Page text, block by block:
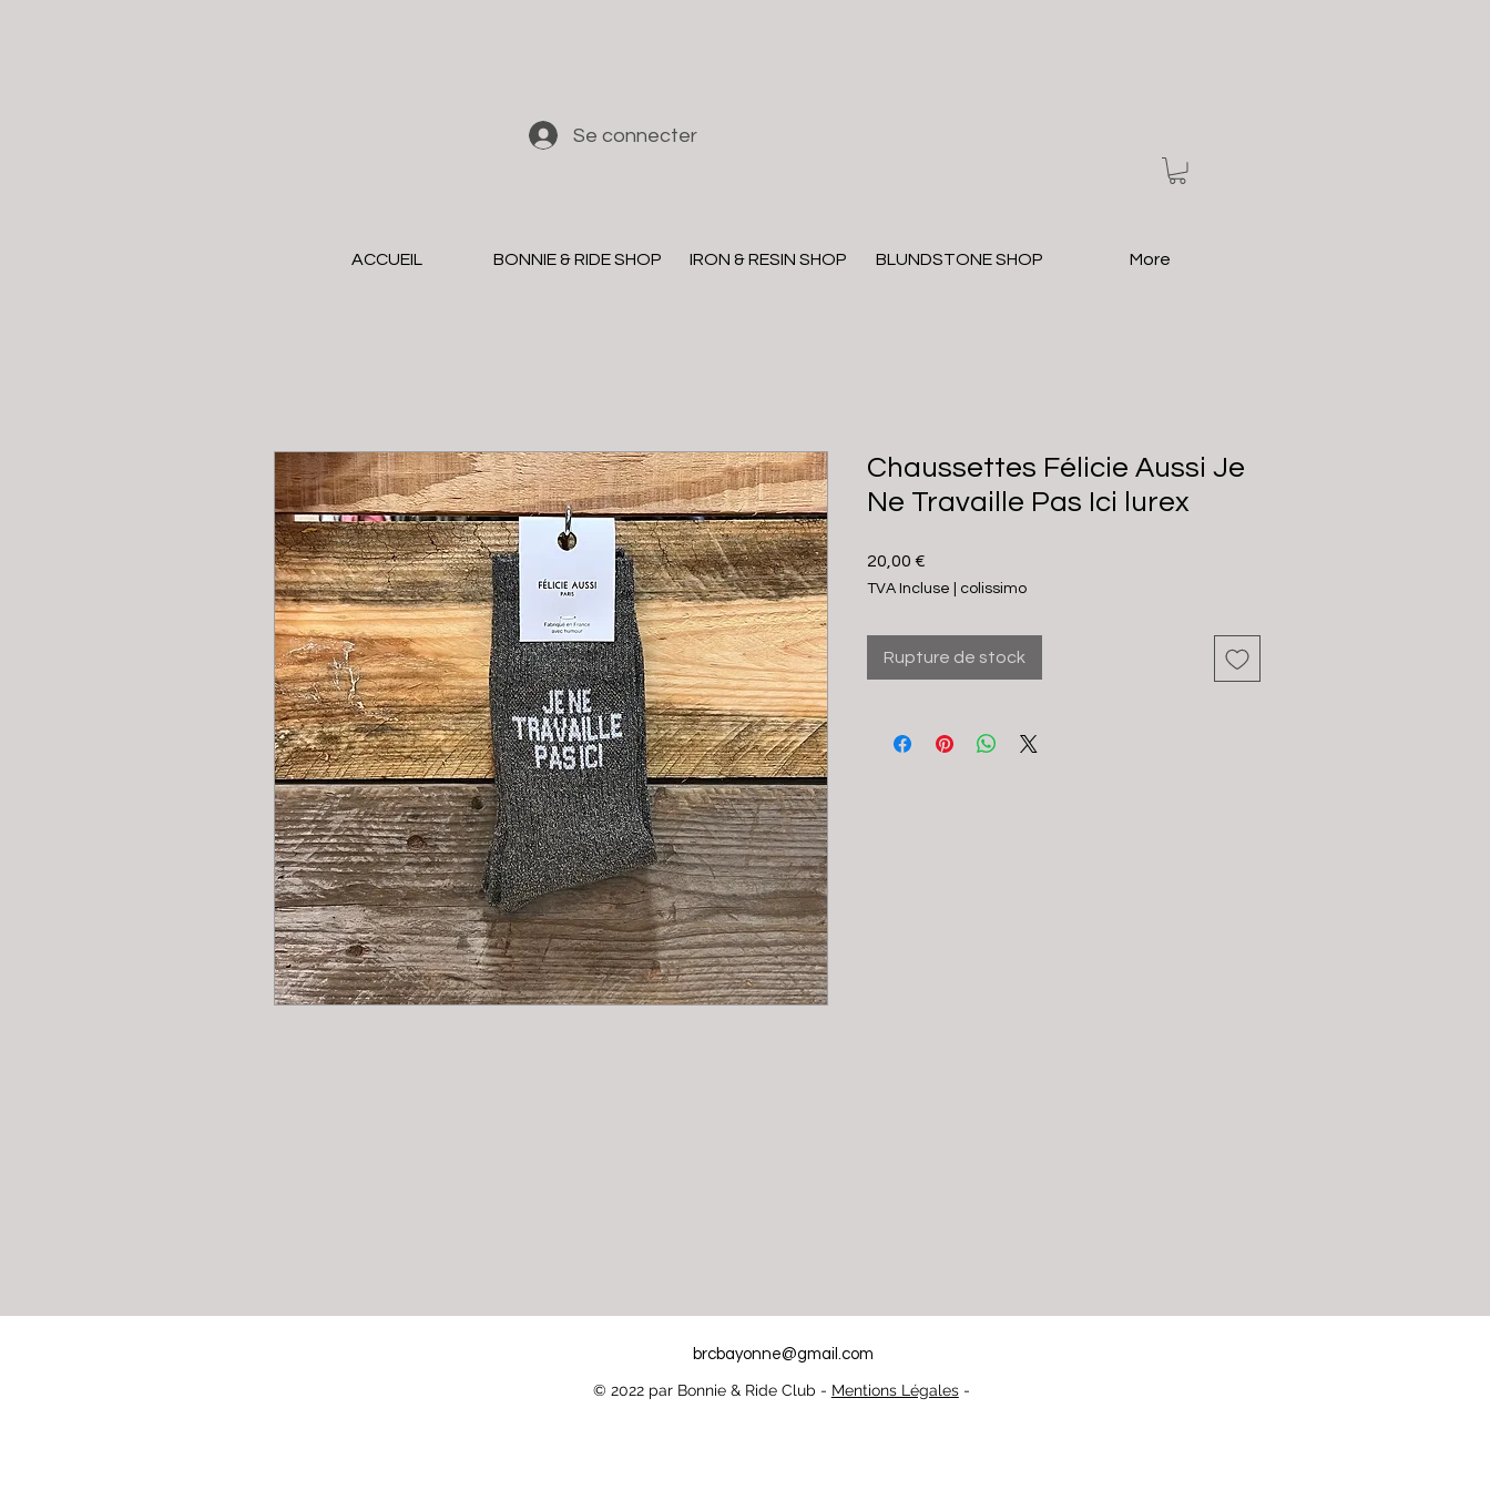
Se connecter
ACCUEIL BONNIE & RIDE SHOP IRON & RESIN SHOP BLUNDSTONE SHOP More
Chaussettes Félicie Aussi Je
Ne Travaille Pas Ici lurex
20,00 €
TVA Incluse colissimo
Rupture de stock
brcbayonne@gmail.com
© 2022 par Bonnie & Ride Club - Mentions Légales-